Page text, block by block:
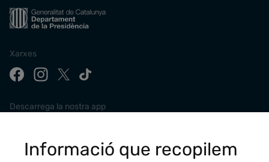
Xarxes
Descarrega la nostra app
Informació que recopilem